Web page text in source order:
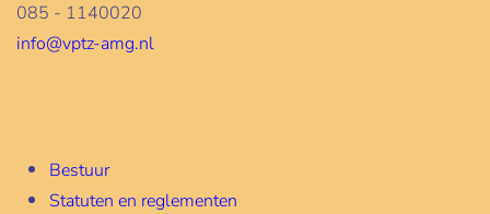
085 - 1140020
info@vptz-amg.nl
Bestuur
Statuten en reglementen